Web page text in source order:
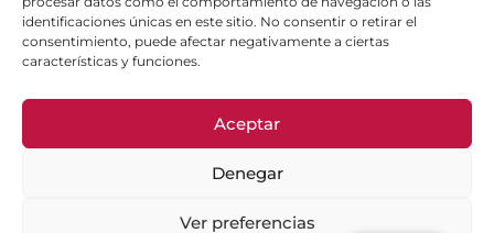
identificaciones únicas en este sitio. No consentir o retirar el
consentimiento, puede afectar negativamente a ciertas
características y funciones.
Aceptar
Denegar
Ver preferencias